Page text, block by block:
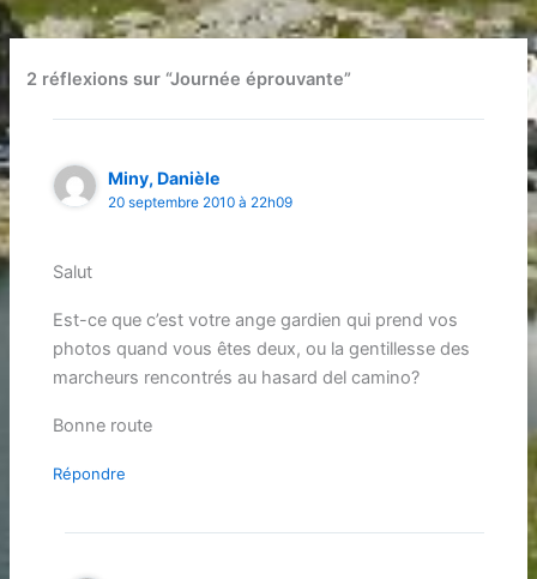
2 réflexions sur “Journée éprouvante”
Miny, Danièle
20 septembre 2010 à 22h09
Salut
Est-ce que c’est votre ange gardien qui prend vos
photos quand vous êtes deux, ou la gentillesse des
marcheurs rencontrés au hasard del camino?
Bonne route
Répondre